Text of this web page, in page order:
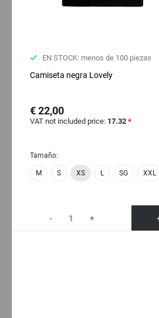
EN STOCK: menos de 100 piezas
Camiseta negra Lovely
€ 22,00
VAT not included price: 17.32 *
Tamaño:
M S XS L SG XXL
- +